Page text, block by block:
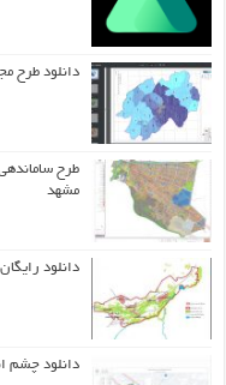
دانلود طرح
طرح
مشهد
دانلود
دانلود چشم